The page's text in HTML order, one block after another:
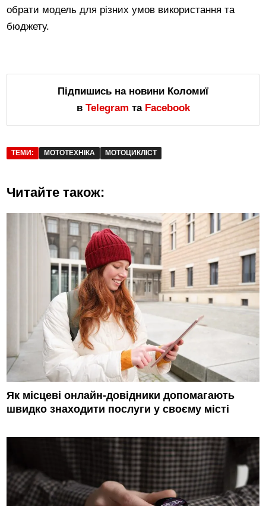
обрати модель для різних умов використання та
бюджету.
Підпишись на новини Коломиї
в Telegram та Facebook
ТЕМИ: МОТОТЕХНІКА МОТОЦИКЛІСТ
Читайте також:
Як місцеві онлайн-довідники допомагають
швидко знаходити послуги у своєму місті